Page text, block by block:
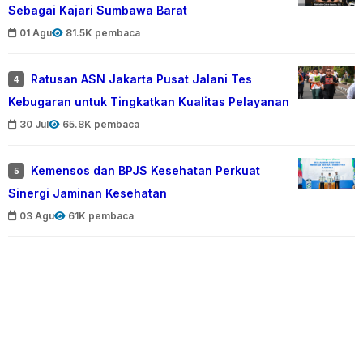
Sebagai Kajari Sumbawa Barat
01 Agu 81.5K pembaca
4
Ratusan ASN Jakarta Pusat Jalani Tes
Kebugaran untuk Tingkatkan Kualitas Pelayanan
30 Jul 65.8K pembaca
5
Kemensos dan BPJS Kesehatan Perkuat
Sinergi Jaminan Kesehatan
03 Agu 61K pembaca